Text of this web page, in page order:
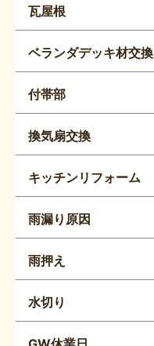
瓦屋根
ベランダデッキ材交換
付帯部
換気扇交換
キッチンリフォーム
雨漏り原因
雨押え
水切り